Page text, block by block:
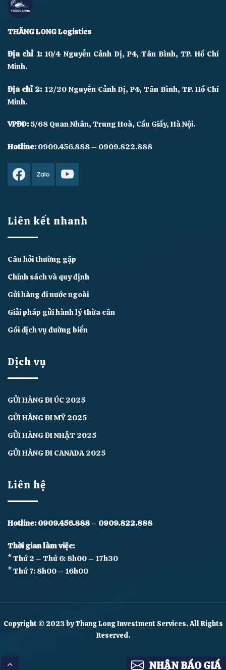
THĂNG LONG Logistics
Địa chỉ 1:10/4 Nguyễn Cảnh Dị, P4, Tân Bình, TP. Hồ Chí
Minh.
Địa chỉ 2:12/20 Nguyễn Cảnh Dị, P4, Tân Bình, TP. Hồ Chí
Minh.
VPĐD:5/68 Quan Nhân, Trung Hoà, Cầu Giấy, Hà Nội.
Hotline:0909.456.888 – 0909.822.888
Liên kết nhanh
Câu hỏi thường gặp
Chính sách và quy định
Gửi hàng đi nước ngoài
Giải pháp gửi hành lý thừa cân
Gói dịch vụ đường biển
Dịch vụ
GỬI HÀNG ĐI ÚC 2025
GỬI HÀNG ĐI MỸ 2025
GỬI HÀNG ĐI NHẬT 2025
GỬI HÀNG ĐI CANADA 2025
Liên hệ
Hotline:0909.456.888– 0909.822.888
Thời gian làm việc:
* Thứ 2 – Thứ 6: 8h00 – 17h30
* Thứ 7: 8h00 – 16h00
Copyright © 2023 by Thang Long Investment Services. All Rights
Reserved.
NHẬN BÁO GIÁ